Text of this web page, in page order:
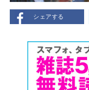
シェアする